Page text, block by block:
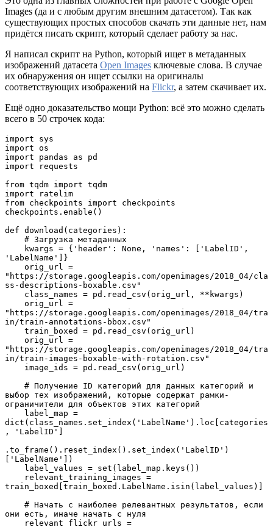
Images (да и с любым другим внешним датасетом). Так как
существующих простых способов скачать эти данные нет, нам
придётся писать скрипт, который сделает работу за нас.
Я написал скрипт на Python, который ищет в метаданных
изображений датасета Open Images ключевые слова. В случае
их обнаружения он ищет ссылки на оригиналы
соответствующих изображений на Flickr, а затем скачивает их.
Ещё одно доказательство мощи Python: всё это можно сделать
всего в 50 строчек кода:
import sys
import os
import pandas as pd
import requests
from tqdm import tqdm
import ratelim
from checkpoints import checkpoints
checkpoints.enable()
def download(categories):
'LabelName']}
"https://storage.googleapis.com/openimages/2018_04/cla
ss-descriptions-boxable.csv"
"https://storage.googleapis.com/openimages/2018_04/tra
in/train-annotations-bbox.csv"
"https://storage.googleapis.com/openimages/2018_04/tra
in/train-images-boxable-with-rotation.csv"
выбор тех изображений, которые содержат рамки-
ограничители для объектов этих категорий
dict(class_names.set_index('LabelName').loc[categories
, 'LabelID']
.to_frame().reset_index().set_index('LabelID')
['LabelName'])
train_boxed[train_boxed.LabelName.isin(label_values)]
они есть, иначе начать с нуля